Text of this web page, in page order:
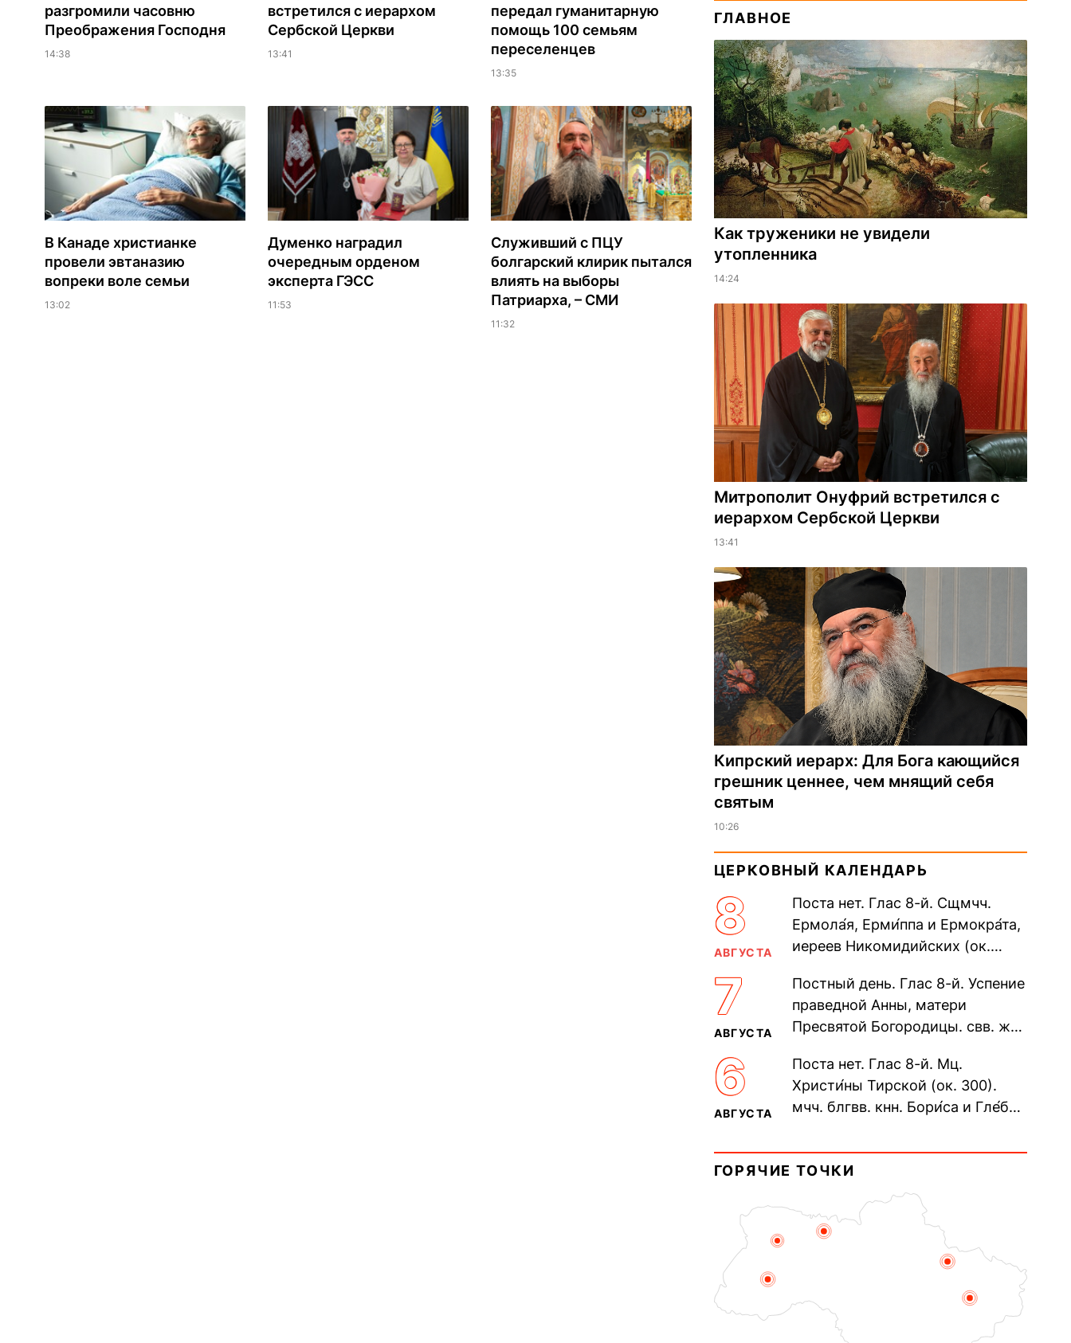
разгромили часовню
Преображения Господня
14:38
встретился с иерархом
Сербской Церкви
13:41
передал гуманитарную
помощь 100 семьям
переселенцев
13:35
В Канаде христианке
провели эвтаназию
вопреки воле семьи
13:02
Думенко наградил
очередным орденом
эксперта ГЭСС
11:53
Служивший с ПЦУ
болгарский клирик пытался
влиять на выборы
Патриарха, – СМИ
11:32
ГЛАВНОЕ
Как труженики не увидели
утопленника
14:24
Митрополит Онуфрий встретился с
иерархом Сербской Церкви
13:41
Кипрский иерарх: Для Бога кающийся
грешник ценнее, чем мнящий себя
святым
10:26
ЦЕРКОВНЫЙ КАЛЕНДАРЬ
8
АВГУСТА
Поста нет. Глас 8-й. Сщмчч.
Ермола́я, Ерми́ппа и Ермокра́та,
иереев Никомидийских (ок.
Печерского, в Ближних
пещерах...
7
АВГУСТА
Постный день. Глас 8-й. Успение
праведной Анны, матери
Пресвятой Богородицы. свв. жен
прп. Евпракси́и девы,...
6
АВГУСТА
Поста нет. Глас 8-й. Мц.
Христи́ны Тирской (ок. 300).
мчч. блгвв. кнн. Бори́са и Гле́ба,
Дави́да (1015). Прп....
ГОРЯЧИЕ ТОЧКИ